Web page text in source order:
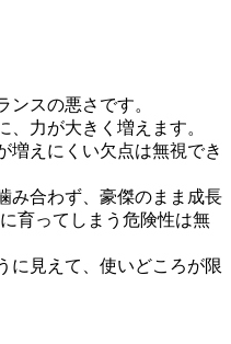
スの悪さです。
、力が大きく増えます。
増えにくい欠点は無視でき
み合わず、豪傑のまま成長
育ってしまう危険性は無
に見えて、使いどころが限